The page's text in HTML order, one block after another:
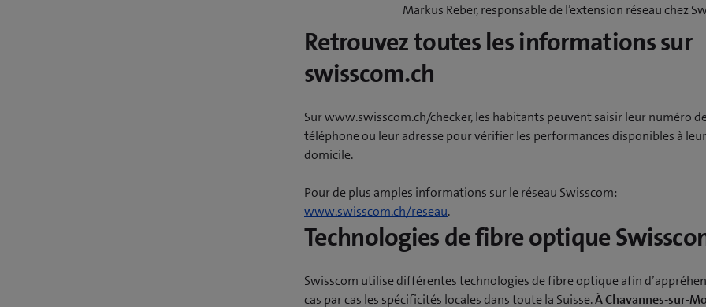
Markus Reber, responsable de l’extension réseau chez
Retrouvez toutes les informations sur
swisscom.ch
Sur www.swisscom.ch/checker, les habitants peuvent saisir leur numéro
téléphone ou leur adresse pour vérifier les performances disponibles à leur
domicile.
Pour de plus amples informations sur le réseau Swisscom:
www.swisscom.ch/reseau.
Technologies de fibre optique
Swisscom utilise différentes technologies de fibre optique afin
cas par cas les spécificités locales dans toute la Suisse.À Chavannes-sur-